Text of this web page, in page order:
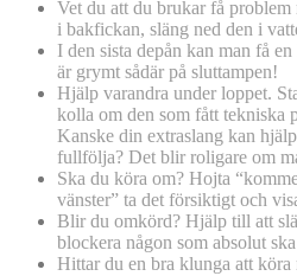
Vet du att du brukar få problem
i bakfickan, släng ned den i
I den sista depån kan man få
är grymt sådär på sluttampen!
Hjälp varandra under loppet.
kolla om den som fått tekniska
Kanske din extraslang kan
fullfölja? Det blir roligare om
Ska du köra om? Hojta
vänster” ta det försiktigt och
Blir du omkörd? Hjälp till att
blockera någon som absolut
Hittar du en bra klunga att